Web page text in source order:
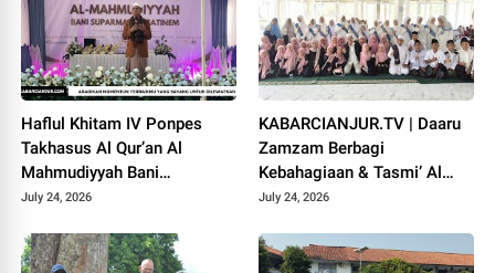
Haflul Khitam IV Ponpes
Takhasus Al Qur’an Al
Mahmudiyyah Bani
Suparman Assatinem
July 24, 2026
KABARCIANJUR.TV | Daaru
Zamzam Berbagi
Kebahagiaan & Tasmi’ Al
Qur’an Sambut Muharram
July 24, 2026